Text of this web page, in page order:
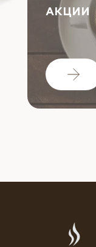
АКЦИИ